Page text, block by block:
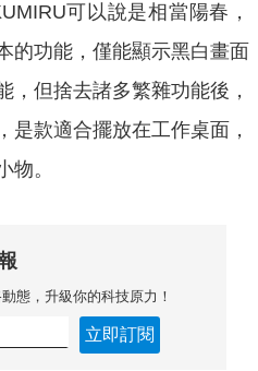
可以說是相當陽春，
的功能，僅能顯示黑白畫面
，但捨去諸多繁雜功能後，
是款適合擺放在工作桌面，
物。
態，升級你的科技原力！
立即訂閱